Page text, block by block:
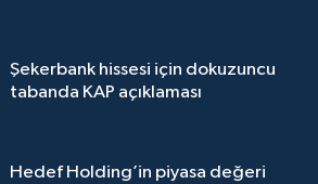
Şekerbank hissesi için dokuzuncu
tabanda KAP açıklaması
Hedef Holding’in piyasa değeri